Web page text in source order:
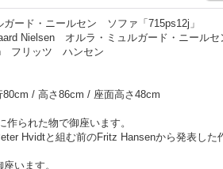
ガード・ニールセン ソファ「715ps12j」
Nielsen オルラ・ミュルガード・ニールセ
フリッツ ハンセン
/ 高さ86cm / 座面高さ48cm
作られた物で御座います。
Hvidtと組む前のFritz Hansenから発表した
います。